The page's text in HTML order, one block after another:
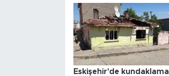
Eskişehir'de kundaklama